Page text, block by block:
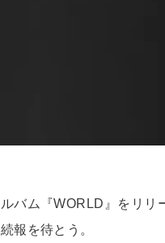
バム『WORLD』をリリ
報を待とう。